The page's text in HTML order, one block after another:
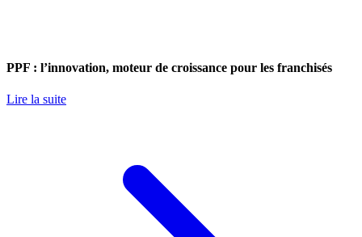
PPF : l’innovation, moteur de croissance pour les franchisés
Lire la suite